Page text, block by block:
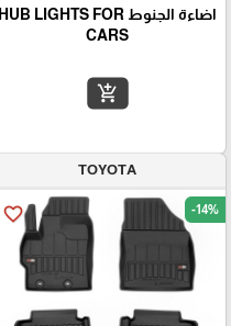
اضاءة الجنوط HUB LIGHTS FOR
CARS
add_shopping_cart
TOYOTA
favorite_border -14%